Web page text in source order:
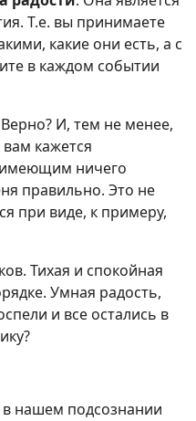
Т.е. вы принимаете
какие они есть, а с
в каждом событии
И, тем не менее,
кажется
ничего
правильно. Это не
при виде, к примеру,
Тихая и спокойная
Умная радость,
и все остались в
подсознании